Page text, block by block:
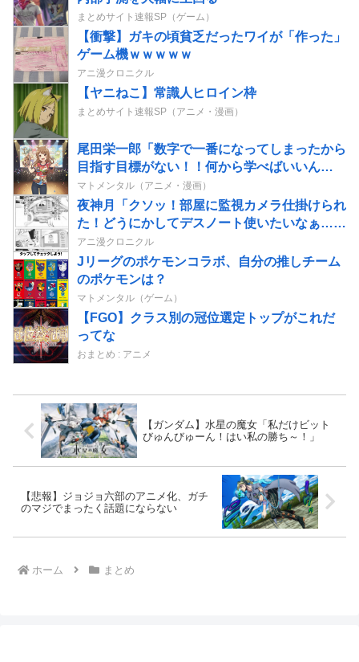
まとめサイト速報SP（ゲーム）
【衝撃】ガキの頃貧乏だったワイが「作った」
ゲーム機ｗｗｗｗｗ
アニ漫クロニクル
【ヤニねこ】常識人ヒロイン枠
まとめサイト速報SP（アニメ・漫画）
尾田栄一郎「数字で一番になってしまったから
目指す目標がない！！何から学べばいいん
だ？？」
マトメンタル（アニメ・漫画）
夜神月「クソッ！部屋に監視カメラ仕掛けられ
た！どうにかしてデスノート使いたいなぁ…せ
や！」→結果
アニ漫クロニクル
Jリーグのポケモンコラボ、自分の推しチーム
のポケモンは？
マトメンタル（ゲーム）
【FGO】クラス別の冠位選定トップがこれだ
ってな
おまとめ : アニメ
【ガンダム】水星の魔女「私だけビット
びゅんびゅーん！はい私の勝ち～！」
【悲報】ジョジョ六部のアニメ化、ガチ
のマジでまったく話題にならない
ホーム まとめ